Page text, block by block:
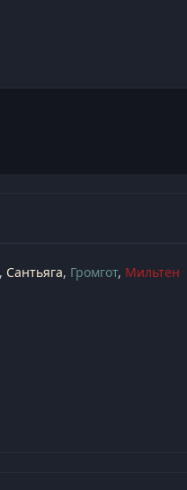
Сантьяга Громгот Мильтен